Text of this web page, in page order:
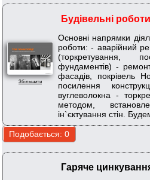
Збільшити
Будівельні
Основні напрямки
роботи: - аварійний
(торкретування,
фундаментів) -
фасадів, покрівель
посилення
вуглеволокна -
методом,
ін`єктування стін.
Гаряче